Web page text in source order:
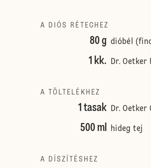
A DIÓS RÉTEGHEZ
80 g dióbél
1 kk. Dr. Oetker
A TÖLTELÉKHEZ
1 tasak Dr. Oetker
500 ml hideg tej
A DÍSZÍTÉSHEZ